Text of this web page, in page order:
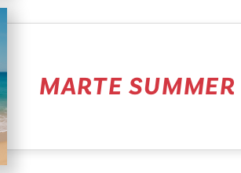
MARTE SUMMER